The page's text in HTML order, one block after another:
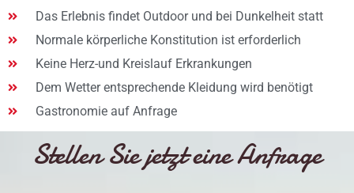
Das Erlebnis findet Outdoor und bei Dunkelheit statt
Normale körperliche Konstitution ist erforderlich
Keine Herz-und Kreislauf Erkrankungen
Dem Wetter entsprechende Kleidung wird benötigt
Gastronomie auf Anfrage
Stellen Sie jetzt eine Anfrage